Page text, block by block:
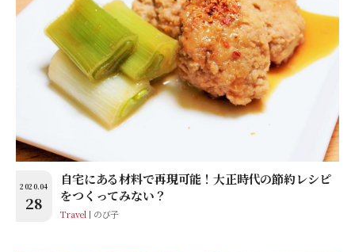
2020.04
28
自宅にある材料で再現可能！大正時代の節約レシピ
をつくってみない？
Travel のび子